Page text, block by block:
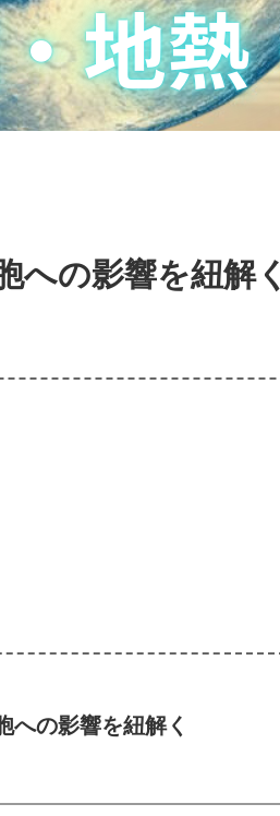
への影響を紐解く
への影響を紐解く